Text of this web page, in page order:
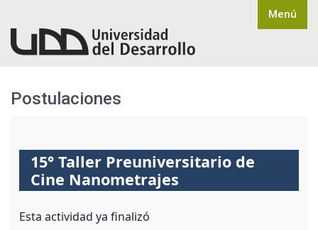
Menú
Postulaciones